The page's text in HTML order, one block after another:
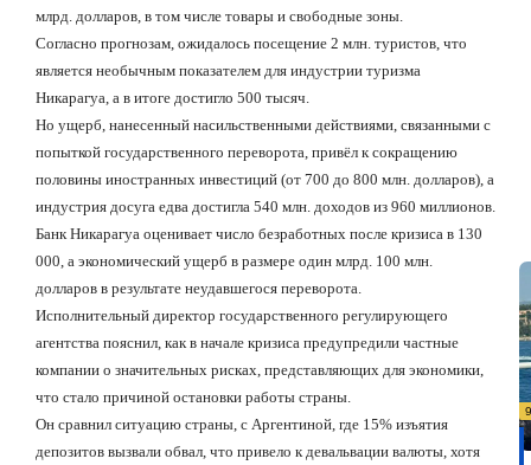
млрд. долларов, в том числе товары и свободные зоны.
Согласно прогнозам, ожидалось посещение 2 млн. туристов, что
является необычным показателем для индустрии туризма
Никарагуа, а в итоге достигло 500 тысяч.
Но ущерб, нанесенный насильственными действиями, связанными с
попыткой государственного переворота, привёл к сокращению
половины иностранных инвестиций (от 700 до 800 млн. долларов), а
индустрия досуга едва достигла 540 млн. доходов из 960 миллионов.
Банк Никарагуа оценивает число безработных после кризиса в 130
000, а экономический ущерб в размере один млрд. 100 млн.
долларов в результате неудавшегося переворота.
Исполнительный директор государственного регулирующего
агентства пояснил, как в начале кризиса предупредили частные
компании о значительных рисках, представляющих для экономики,
что стало причиной остановки работы страны.
Он сравнил ситуацию страны, с Аргентиной, где 15% изъятия
депозитов вызвали обвал, что привело к девальвации валюты, хотя